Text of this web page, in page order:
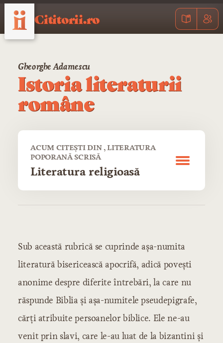
Cititorii.ro
Gheorghe Adamescu
Istoria literaturii
române
ACUM CITEȘTI DIN , LITERATURA
POPORANĂ SCRISĂ
Literatura religioasă
Literatura poporană
Literatura poporană orală
Producţiuni de natură didactică
Capitolul 1: Producţiuni de natură
Producţiuni de natură epică
Producţiuni de natură lirică
Literatura poporană scrisă
Sub această rubrică se cuprinde aşa-numita
literatură bisericească apocrifă, adică poveşti
anonime despre diferite întrebări, la care nu
răspunde Biblia şi aşa-numitele pseudepigrafe,
cărţi atribuite persoanelor biblice. Ele ne-au
venit prin slavi, care le-au luat de la bizantini şi